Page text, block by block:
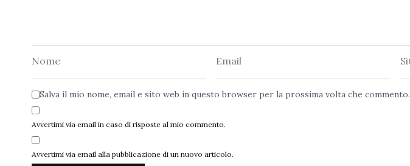
Salva il mio nome, email e sito web in questo browser per la prossima volta che commento.
Avvertimi via email in caso di risposte al mio commento.
Avvertimi via email alla pubblicazione di un nuovo articolo.